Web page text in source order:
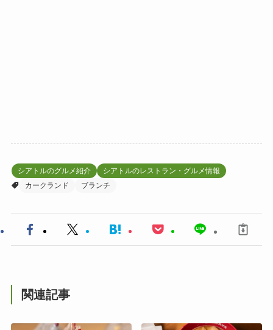
シアトルのグルメ紹介
シアトルのレストラン・グルメ情報
カークランド
ブランチ
関連記事